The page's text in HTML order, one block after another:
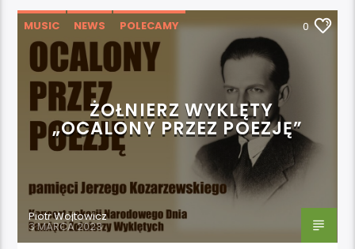
MUSIC NEWS
POLECAMY
WYDARZENIA
0
ŻOŁNIERZ WYKLĘTY
„OCALONY PRZEZ POEZJĘ”
Piotr Wojtowicz
3 MARCA 2023